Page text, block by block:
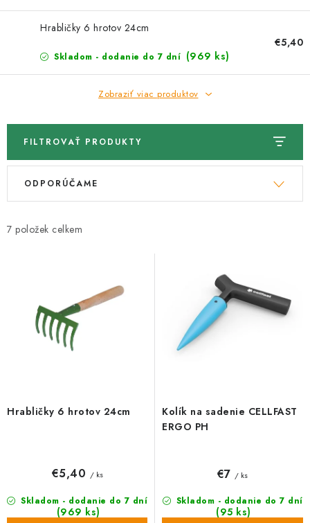
Hrabličky 6 hrotov 24cm
Skladom - dodanie do 7 dní (969 ks)
€5,40
Zobraziť viac produktov
FILTROVAŤ PRODUKTY
V
i
o
7
R
e
k
ODPORÚČAME
Hrabličky 6 hrotov 24cm
Skladom - dodanie do 7 dní
(969 ks)
€5,40 / ks
Kolík na sadenie CELLFAST
ERGO PH
Skladom - dodanie do 7 dní
(95 ks)
€7 / ks